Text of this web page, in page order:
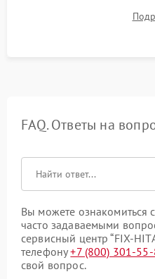
корректности слива,
посторонних стуков
FAQ. Ответы на
Вы можете
часто задаваемыми
сервисный центр “FIX-
телефону+7 (800) 301-
свой вопрос.